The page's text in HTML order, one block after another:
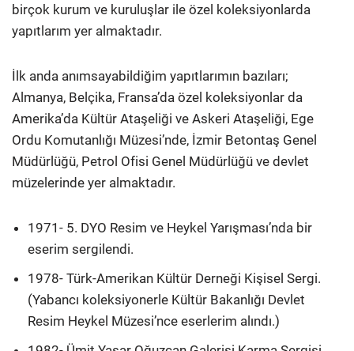
birçok kurum ve kuruluşlar ile özel koleksiyonlarda
yapıtlarım yer almaktadır.
İlk anda anımsayabildiğim yapıtlarımın bazıları;
Almanya, Belçika, Fransa’da özel koleksiyonlar da
Amerika’da Kültür Ataşeliği ve Askeri Ataşeliği, Ege
Ordu Komutanlığı Müzesi’nde, İzmir Betontaş Genel
Müdürlüğü, Petrol Ofisi Genel Müdürlüğü ve devlet
müzelerinde yer almaktadır.
1971- 5. DYO Resim ve Heykel Yarışması’nda bir
eserim sergilendi.
1978- Türk-Amerikan Kültür Derneği Kişisel Sergi.
(Yabancı koleksiyonerle Kültür Bakanlığı Devlet
Resim Heykel Müzesi’nce eserlerim alındı.)